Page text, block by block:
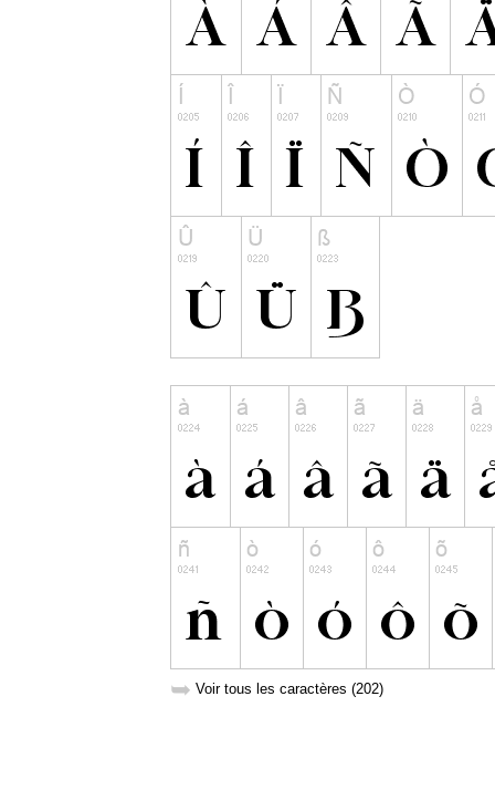
➥ Voir tous les caractères (202)